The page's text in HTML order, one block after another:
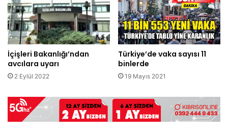
İçişleri Bakanlığı’ndan
avcılara uyarı
2 Eylül 2022
Türkiye’de vaka sayısı 11
binlerde
19 Mayıs 2021